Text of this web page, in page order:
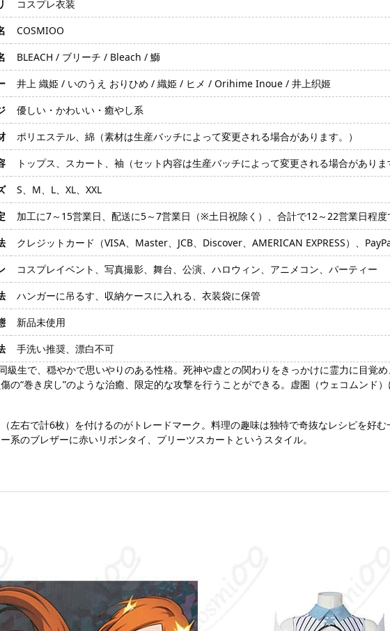
コスプレ衣装
COSMIOO
BLEACH / ブリーチ / Bleach / 鰤
井上 織姫 / いのうえ おりひめ / 織姫 / ヒメ / Orihime Inoue / 井上织姬
優しい・かわいい・癒やし系
ポリエステル、綿（素材は生産バッチによって変更される場合があります。）
トップス、スカート、袖（セット内容は生産バッチによって変更される場合がありま
S、M、L、XL、XXL
加工に7～15営業日、配送に5～7営業日（※土日祝除く）、合計で12～22営業日程度
クレジットカード（VISA、Master、JCB、Discover、AMERICAN EXPRESS）、
コスプレイベント、写真撮影、舞台、公演、ハロウィン、アニメコン、パーティー
ハンガーに吊るす、収納ケースに入れる、衣装袋に保管
新品未使用
手洗い推奨、漂白不可
級生で、穏やかで思いやりのある性格。死神や虚との関わりをきっかけに霊力に目覚
の“巻き戻し”のような治癒、限定的な攻撃を行うことができる。虚圏（ウェコムンド
左右で計6枚）を付けるのがトレードマーク。料理の趣味は独特で奇抜なレシピを好
系のブレザーに赤いリボンタイ、プリーツスカートというスタイル。